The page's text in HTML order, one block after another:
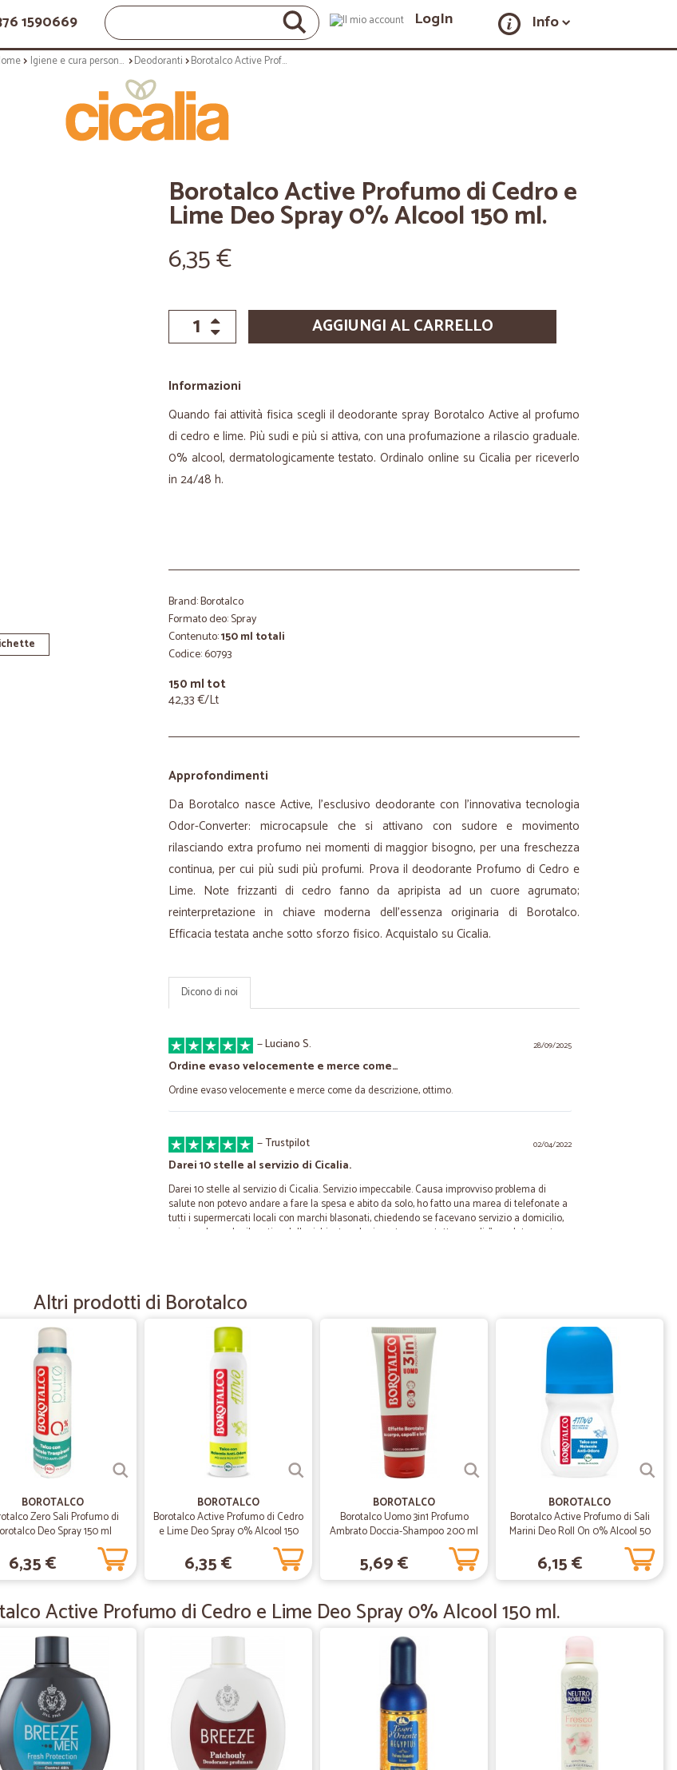
1590669 LogIn Info
Igiene e cura personale Deodoranti Borotalco Active Profumo di Cedro e Lime Deo Spray 0% Alcool 150 ml.
Borotalco Active Profumo di Cedro e
Lime Deo Spray 0% Alcool 150 ml.
6,35 €
AGGIUNGI AL CARRELLO
Informazioni
Quando fai attività fisica scegli il deodorante spray Borotalco Active al profumo
di cedro e lime. Più sudi e più si attiva, con una profumazione a rilascio graduale.
0% alcool, dermatologicamente testato. Ordinalo online su Cicalia per riceverlo
in 24/48 h.
Brand: Borotalco
Formato deo: Spray
Contenuto:150 ml totali
Codice: 60793
150 ml tot
42,33 €/Lt
Approfondimenti
Da Borotalco nasce Active, l’esclusivo deodorante con l’innovativa tecnologia
Odor-Converter: microcapsule che si attivano con sudore e movimento
rilasciando extra profumo nei momenti di maggior bisogno, per una freschezza
continua, per cui più sudi più profumi. Prova il deodorante Profumo di Cedro e
Lime. Note frizzanti di cedro fanno da apripista ad un cuore agrumato;
reinterpretazione in chiave moderna dell’essenza originaria di Borotalco.
Efficacia testata anche sotto sforzo fisico. Acquistalo su Cicalia.
Dicono di noi
28/09/2025
—Luciano S.
Ordine evaso velocemente e merce come…
Ordine evaso velocemente e merce come da descrizione, ottimo.
02/04/2022
—Trustpilot
Darei 10 stelle al servizio di Cicalia.
Darei 10 stelle al servizio di Cicalia. Servizio impeccabile. Causa improvviso problema di
salute non potevo andare a fare la spesa e abito da solo, ho fatto una marea di telefonate a
tutti i supermercati locali con marchi blasonati, chiedendo se facevano servizio a domicilio,
spiegando anche il motivo della richiesta, e le risposte erano tutte uguali, "assolutamente
lo fanno solo nei grandi centri. Inizialmente ero molto dubbioso, mai fatta spesa dei freschi
online. Al primo ordine sono rimasto veramente sorpreso per l'assortimento dei prodotti nel
trasporto chiusi, sigillati e perfetti, le persone dell'assistenza telefonica sempre presenti e
pronti a risolvere immediatamente ogni tipo di problema. I corrieri del trasporto refrigerato
non sbagliano di mezzora e sono bravissimi e disponibilissimi e io abito molto lontano da
dove parte la spedizione. Si vede subito che ogni cosa è curata nel dettaglio. Ora Cicalia è il
mio unico supermercato e vi garantisco che appena potrò ripartire non ci penso nemmeno
lontanamente a tornare nei VECCHI supermercati. Vorrei ringraziare tutto lo staff
dell'azienda e dirgli che il loro lavoro è importantissimo, ormai molte persone abitano da
sole e i problemi di salute possono arrivare improvvisamente a tutte le età, e avere questo
servizio diventa basilare.
10/08/2021
—
Optima
18/05/2021
Diego F.
SUPERVELOCI
13/06/2020
—
Ottimo
I prezzi non sono molto competitivi. Ma comodo per il pagamento in contanti
Altri prodotti di Borotalco
BOROTALCO
Zero Sali Profumo di
Deo Spray 150 ml
6,35 €
BOROTALCO
Borotalco Active Profumo di Cedro
e Lime Deo Spray 0% Alcool 150
6,35 €
BOROTALCO
Borotalco Uomo 3in1 Profumo
Ambrato Doccia-Shampoo 200 ml
5,69 €
BOROTALCO
Borotalco Active Profumo di Sali
Marini Deo Roll On 0% Alcool 50
6,15 €
Active Profumo di Cedro e Lime Deo Spray 0% Alcool 150 ml.